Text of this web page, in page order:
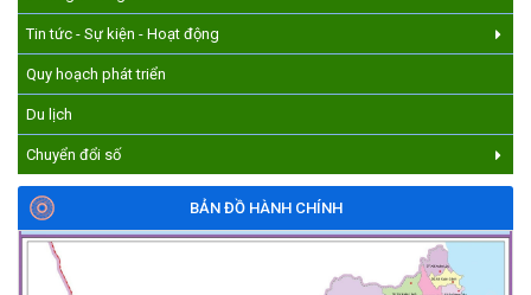
Tin tức - Sự kiện - Hoạt động
Quy hoạch phát triển
Du lịch
Chuyển đổi số
BẢN ĐỒ HÀNH CHÍNH